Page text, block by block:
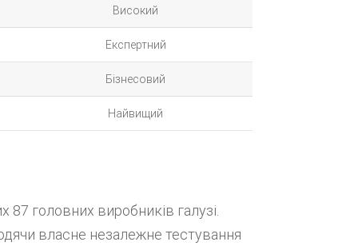
Високий
Експертний
Бізнесовий
Найвищий
87 головних виробників галузі.
власне незалежне тестування